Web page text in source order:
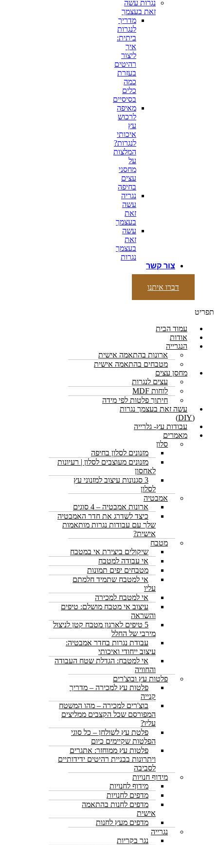
נגרות עשה
זאת בעצמך
מדריך
לנגרות
ביתית:
איך
ליצור
רהיטים
בעזרת
כמה
כלים
בסיסיים
מאיפה
לרכוש
עץ
איכותי
לנגרות?
המלצות
על
מחסני
עצים
בחיפה
נגריה
עשה
זאת
בעצמך
עשה
זאת
בעצמך
נגרות
צור קשר
דברו איתנו
תפריט
עמוד הבית
אודות
הנגרייה
ארונות בהתאמה אישית
מטבחים בהתאמה אישית
מחסן עצים
עצים לנגרות
לוחות MDF
חיתוך פלטות לפי מידה
עשה זאת בעצמך נגרות
(DIY)
עבודות עץ- גלרייה
מאמרים
סלון
מזנונים לסלון בחיפה
מזנונים מעוצבים לסלון | רעיונות
לאחסון
3 סגנונות עיצוב למזנוני עץ
לסלון
אמבטיה
ארונות אמבטיה – 4 סוגים
כיצד לשדרג את חדר האמבטיה
שלך עם עבודות נגרות מותאמות
אישית?
מטבח
שיקולים ביצירת אי במטבח
אי עבודה למטבח
מטבחים יפים תמונות
אי למטבח שתמיד חלמתם
עליו
אי למטבח למכירה
עיצוב אי מטבח מושלם: טיפים
והשראה
5 טיפים לארגון מטבח קטן לניצול
מירבי של החלל
עבודת נגרות בחדר אמבטיה:
עיצוב ייחודי ואיכותי
אי למטבח: הגדלת שטח העבודה
והחוויה
פלטות עץ ובוצ'רים
פלטות עץ למכירה – מדריך
קנייה
בוצ'רים למכירה – מהו המשטח
המפורסם שכל הקצבים ממליצים
עליו?
פלטת עץ לשולחן – כל סוגי
הפלטות שקיימים כיום
פלטות עץ ממוחזר: אתגרים
ויתרונות בבניית רהיטים ידידותיים
לסביבה
מידוף חנויות
מידוף לחנויות
מדפים לחנויות
מדפים לחנות בהתאמה
אישית
מדפים מעץ לחנות
נגרייה
נגר בקריות